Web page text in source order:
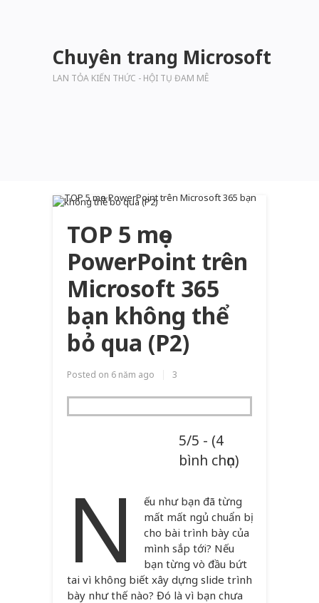
Chuyên trang Microsoft
LAN TỎA KIẾN THỨC - HỘI TỤ ĐAM MÊ
TOP 5 mẹo
PowerPoint trên
Microsoft 365
bạn không thể
bỏ qua (P2)
Posted on 6 năm ago 3
5/5 - (4
bình chọn)
N
ếu như bạn đã từng
mất mất ngủ chuẩn bị
cho bài trình bày của
mình sắp tới? Nếu
bạn từng vò đầu bứt
tai vì không biết xây dựng slide trình
bày như thế nào? Đó là vì bạn chưa